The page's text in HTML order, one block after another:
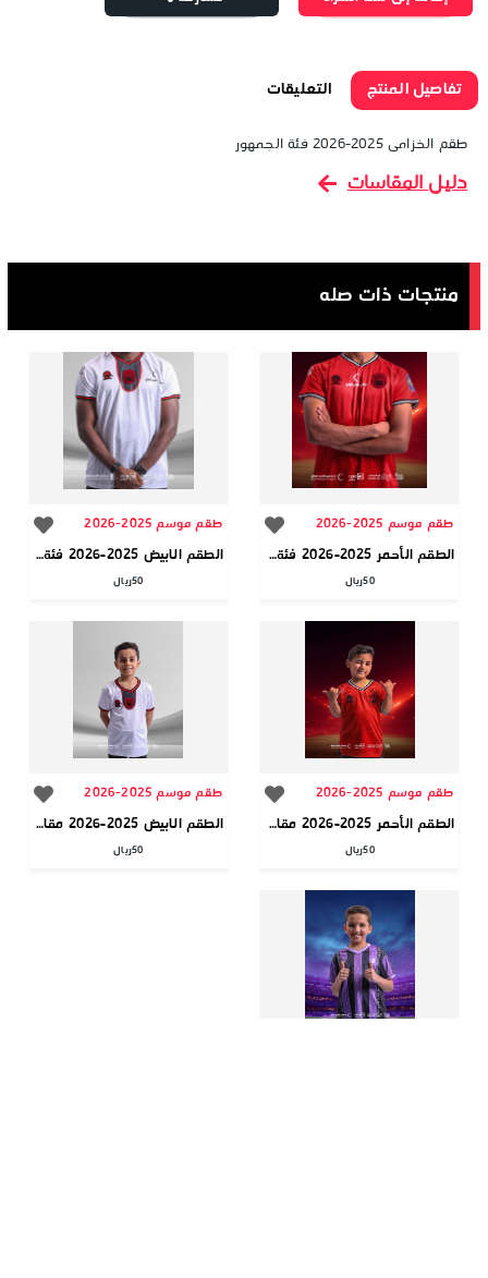
تفاصيل المنتج التعليقات
طقم الخزامى 2025-2026 فئة الجمهور
دليل المقاسات
منتجات ذات صله
طقم موسم 2025-2026
الطقم الأحمر 2025-2026 فئة الجمهور
50ريال
طقم موسم 2025-2026
الطقم الابيض 2025-2026 فئة الجمهور
50ريال
طقم موسم 2025-2026
الطقم الأحمر 2025-2026 مقاس الاطفال
50ريال
طقم موسم 2025-2026
الطقم الابيض 2025-2026 مقاس الاطفال
50ريال